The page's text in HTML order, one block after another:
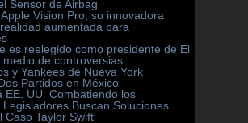
Sensor de Airbag
Vision Pro, su innovadora
aumentada para
es reelegido como presidente de El
medio de controversias
y Yankees de Nueva York
Partidos en México
EE. UU. Combatiendo los
Legisladores Buscan Soluciones
Caso Taylor Swift